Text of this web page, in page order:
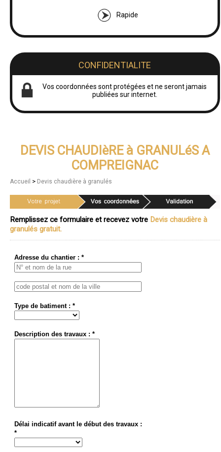
Rapide
CONFIDENTIALITE
Vos coordonnées sont protégées et ne seront jamais
publiées sur internet.
DEVIS CHAUDIèRE à GRANULéS A
COMPREIGNAC
Accueil > Devis chaudière à granulés
Remplissez ce formulaire et recevez votre Devis chaudière à
granulés gratuit.
Adresse du chantier : *
Type de batiment : *
Description des travaux : *
Délai indicatif avant le début des travaux :
*